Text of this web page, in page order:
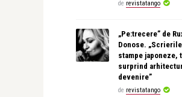
de revistatango
„Pe:trecere” de
Donose.
stampe japoneze,
surprind
devenire”
de revistatango